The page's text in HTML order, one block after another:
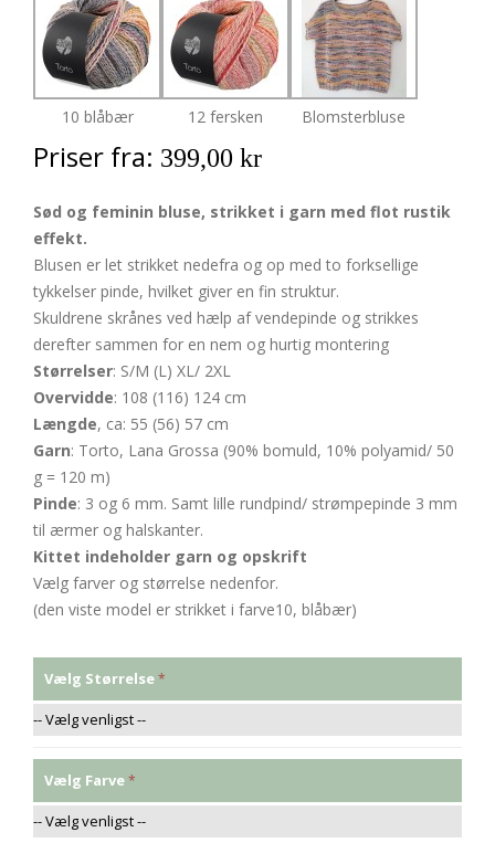
10 blåbær 12 fersken Blomsterbluse
Priser fra: 399,00 kr
Sød og feminin bluse, strikket i garn med flot rustik
effekt.
Blusen er let strikket nedefra og op med to forksellige
tykkelser pinde, hvilket giver en fin struktur.
Skuldrene skrånes ved hælp af vendepinde og strikkes
derefter sammen for en nem og hurtig montering
Størrelser: S/M (L) XL/ 2XL
Overvidde: 108 (116) 124 cm
Længde, ca: 55 (56) 57 cm
Garn: Torto, Lana Grossa (90% bomuld, 10% polyamid/ 50
g = 120 m)
Pinde: 3 og 6 mm. Samt lille rundpind/ strømpepinde 3 mm
til ærmer og halskanter.
Kittet indeholder garn og opskrift
Vælg farver og størrelse nedenfor.
(den viste model er strikket i farve10, blåbær)
Vælg Størrelse
Vælg Farve